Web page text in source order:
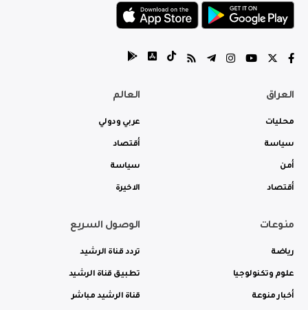
العراق
محليات
سياسة
أمن
أقتصاد
العالم
عربي ودولي
أقتصاد
سياسة
الاخيرة
منوعات
رياضة
علوم وتكنولوجيا
أخبار منوعة
الوصول السريع
تردد قناة الرشيد
تطبيق قناة الرشيد
قناة الرشيد مباشر